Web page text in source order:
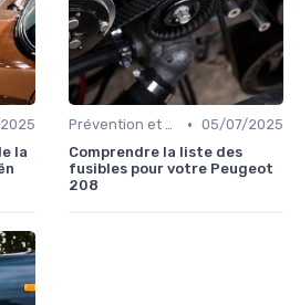
la
Prévention et Diagnostic des Pannes • 05/07/2025
Comprendre la liste des
fusibles pour votre Peugeot
208